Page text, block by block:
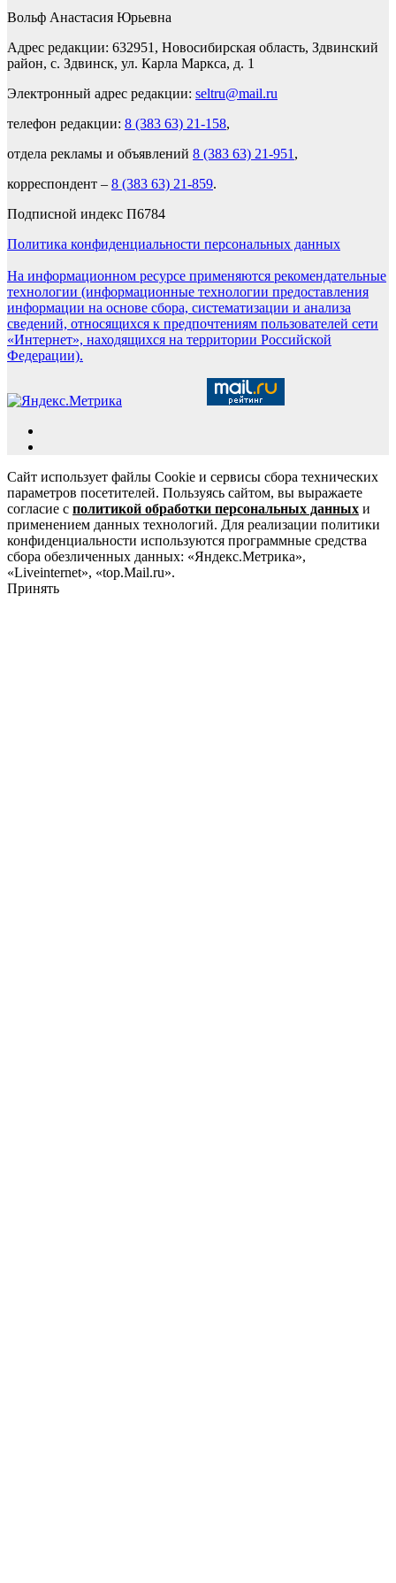
Вольф Анастасия Юрьевна
Адрес редакции: 632951, Новосибирская область, Здвинский
район, с. Здвинск, ул. Карла Маркса, д. 1
Электронный адрес редакции: seltru@mail.ru
телефон редакции: 8 (383 63) 21-158,
отдела рекламы и объявлений 8 (383 63) 21-951 ,
корреспондент – 8 (383 63) 21-859.
Подписной индекс П6784
Политика конфиденциальности персональных данных
На информационном ресурсе применяются рекомендательные
технологии (информационные технологии предоставления
информации на основе сбора, систематизации и анализа
сведений, относящихся к предпочтениям пользователей сети
«Интернет», находящихся на территории Российской
Федерации).
Сайт использует файлы Cookie и сервисы сбора технических
параметров посетителей. Пользуясь сайтом, вы выражаете
согласие с политикой обработки персональных данных и
применением данных технологий. Для реализации политики
конфиденциальности используются программные средства
сбора обезличенных данных: «Яндекс.Метрика»,
«Liveinternet», «top.Mail.ru».
Принять